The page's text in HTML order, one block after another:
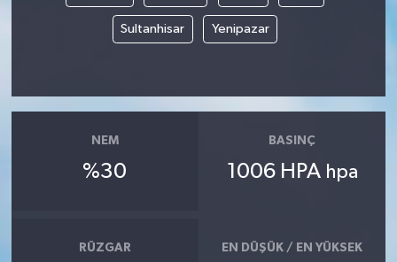
Sultanhisar Yenipazar
NEM
%30
BASINÇ
1006 HPA hpa
RÜZGAR EN DÜŞÜK / EN YÜKSEK